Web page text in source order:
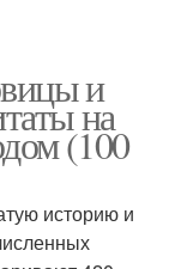
и
на
(100
историю и